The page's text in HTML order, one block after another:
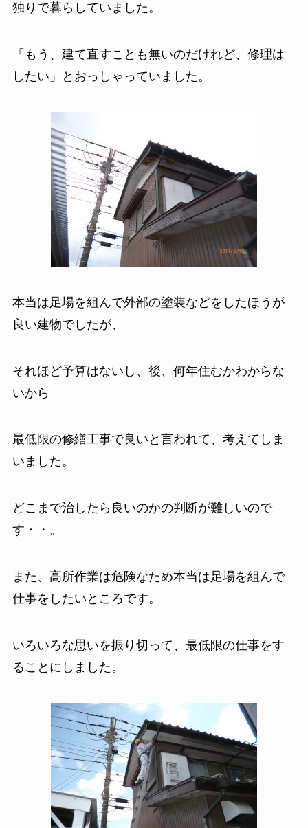
独りで暮らしていました。
「もう、建て直すことも無いのだけれど、修理は
したい」とおっしゃっていました。
本当は足場を組んで外部の塗装などをしたほうが
良い建物でしたが、
それほど予算はないし、後、何年住むかわからな
いから
最低限の修繕工事で良いと言われて、考えてしま
いました。
どこまで治したら良いのかの判断が難しいので
す・・。
また、高所作業は危険なため本当は足場を組んで
仕事をしたいところです。
いろいろな思いを振り切って、最低限の仕事をす
ることにしました。